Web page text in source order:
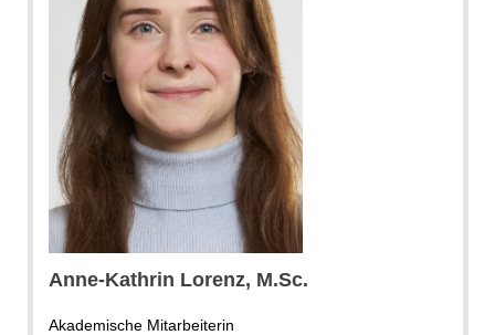
Anne-Kathrin Lorenz, M.Sc.
Akademische Mitarbeiterin